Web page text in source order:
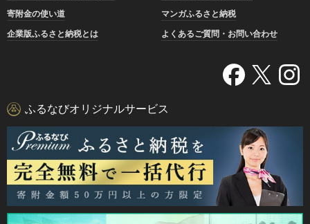
寄附金の使い道
マンガふるさと納税
企業版ふるさと納税とは
よくあるご質問・お問い合わせ
ふるなびオリジナルサービス